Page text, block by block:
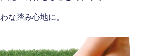
な踏み心地に。